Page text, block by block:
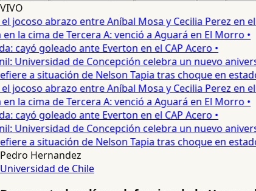
VIVO
abrazo entre Aníbal Mosa y Cecilia Perez en el
la cima de Tercera A: venció a Aguará en El Morro •
goleado ante Everton en el CAP Acero •
Universidad de Concepción celebra un nuevo
a situación de Nelson Tapia tras choque en estado
abrazo entre Aníbal Mosa y Cecilia Perez en el
la cima de Tercera A: venció a Aguará en El Morro •
goleado ante Everton en el CAP Acero •
Universidad de Concepción celebra un nuevo
a situación de Nelson Tapia tras choque en estado
Pedro Hernandez
Universidad de Chile